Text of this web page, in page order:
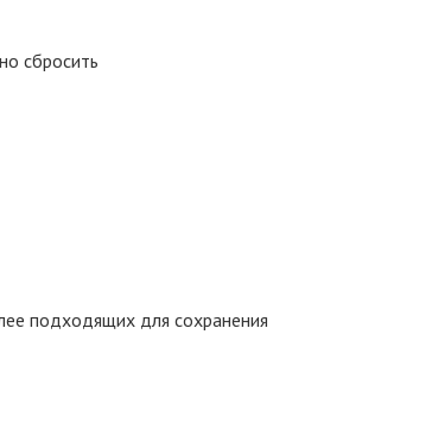
сбросить
подходящих для сохранения